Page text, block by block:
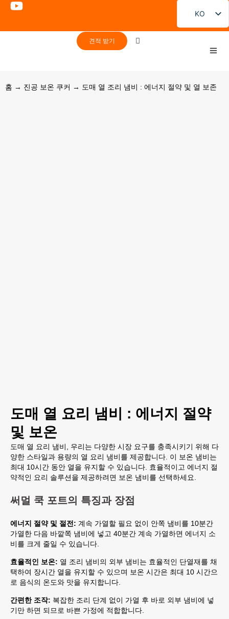
KO
EN
견적 받기
홈 → 진공 보온 쿠커 → 도매 열 조리 냄비 : 에너지 절약 및 열 보존
도매 열 요리 냄비 : 에너지 절약
및 보온
도매 열 요리 냄비, 우리는 다양한 시장 요구를 충족시키기 위해 다
양한 스타일과 용량의 열 요리 냄비를 제공합니다. 이 보온 냄비는
최대 10시간 동안 열을 유지할 수 있습니다. 효율적이고 에너지 절
약적인 요리 솔루션을 제공하려면 보온 냄비를 선택하세요.
써멀 쿡 포트의 특징과 장점
에너지 절약 및 절전: 계속 가열할 필요 없이 안쪽 냄비를 10분간
가열한 다음 바깥쪽 냄비에 넣고 40분간 계속 가열하면 에너지 소
비를 크게 줄일 수 있습니다.
효율적인 보온: 열 조리 냄비의 외부 냄비는 효율적인 단열재를 채
택하여 장시간 열을 유지할 수 있으며 보온 시간은 최대 10 시간으
로 음식의 온도와 맛을 유지합니다.
간편한 조작: 복잡한 조리 단계 없이 가열 후 바로 외부 냄비에 넣
기만 하면 되므로 바쁜 가정에 적합합니다.